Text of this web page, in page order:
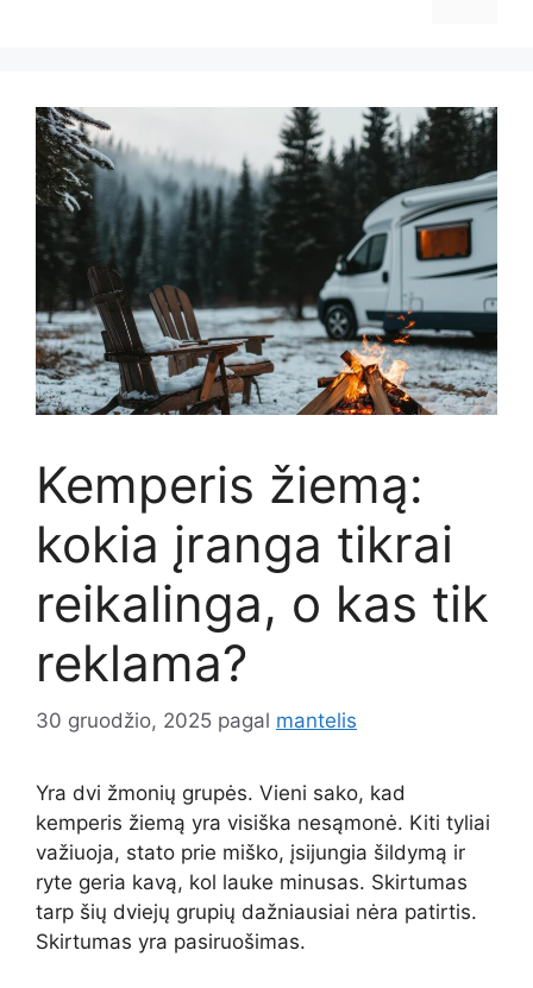
Kemperis žiemą:
kokia įranga tikrai
reikalinga, o kas tik
reklama?
30 gruodžio, 2025 pagal mantelis
Yra dvi žmonių grupės. Vieni sako, kad
kemperis žiemą yra visiška nesąmonė. Kiti tyliai
važiuoja, stato prie miško, įsijungia šildymą ir
ryte geria kavą, kol lauke minusas. Skirtumas
tarp šių dviejų grupių dažniausiai nėra patirtis.
Skirtumas yra pasiruošimas.